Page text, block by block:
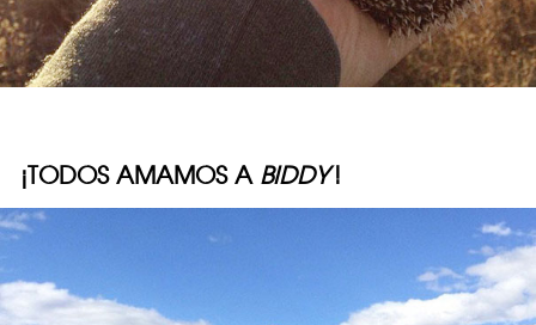
¡TODOS AMAMOS A BIDDY!